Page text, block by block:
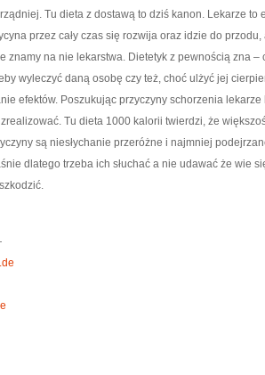
Tu dieta z dostawą to dziś kanon. Lekarze
przez cały czas się rozwija oraz idzie do
znamy na nie lekarstwa. Dietetyk z pewnością zna –
wyleczyć daną osobę czy też, choć ulżyć jej
efektów. Poszukując przyczyny schorzenia
Tu dieta 1000 kalorii twierdzi, że
są niesłychanie przeróżne i najmniej
dlatego trzeba ich słuchać a nie udawać że wie